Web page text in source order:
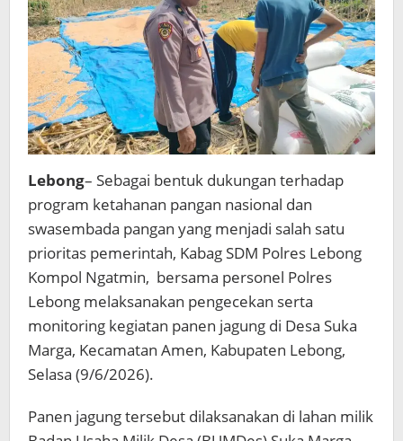
Lebong– Sebagai bentuk dukungan terhadap
program ketahanan pangan nasional dan
swasembada pangan yang menjadi salah satu
prioritas pemerintah, Kabag SDM Polres Lebong
Kompol Ngatmin, bersama personel Polres
Lebong melaksanakan pengecekan serta
monitoring kegiatan panen jagung di Desa Suka
Marga, Kecamatan Amen, Kabupaten Lebong,
Selasa (9/6/2026).
Panen jagung tersebut dilaksanakan di lahan milik